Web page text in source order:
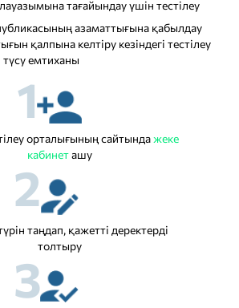
тағайындау үшін тестілеу
азаматтығына қабылдау
қалпына келтіру кезіндегі тестілеу
түсу емтиханы
1
орталығының сайтындажеке
кабинеташу
2
таңдап, қажетті деректерді
толтыру
3